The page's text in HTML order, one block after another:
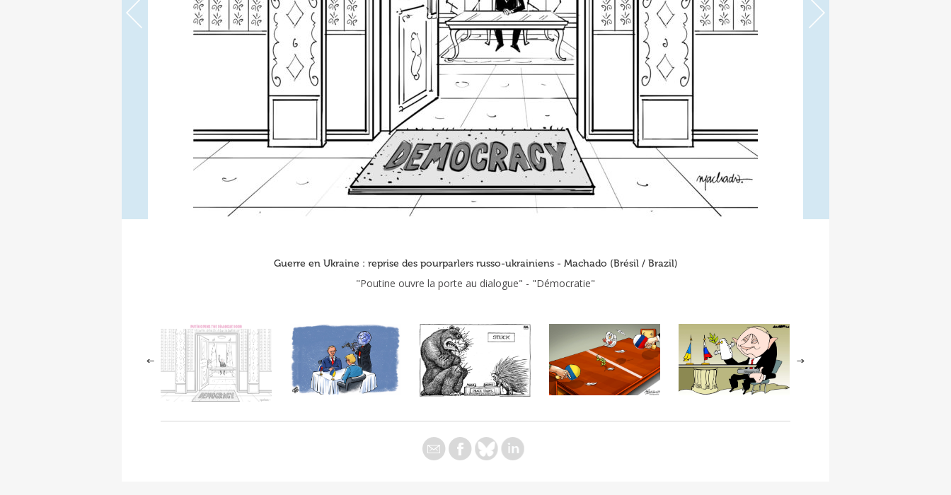
Guerre en Ukraine : reprise des pourparlers russo-ukrainiens - Machado (Brésil / Brazil)
"Poutine ouvre la porte au dialogue" - "Démocratie"